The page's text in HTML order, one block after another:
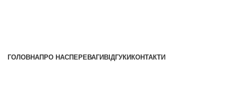
ГОЛОВНАПРО НАСПЕРЕВАГИ ВІДГУКИ КОНТАКТИ